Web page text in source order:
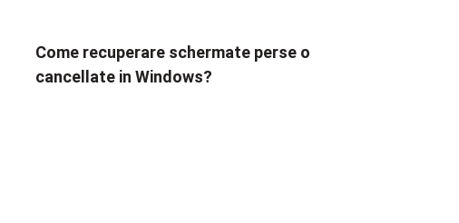
Come recuperare schermate perse o
cancellate in Windows?